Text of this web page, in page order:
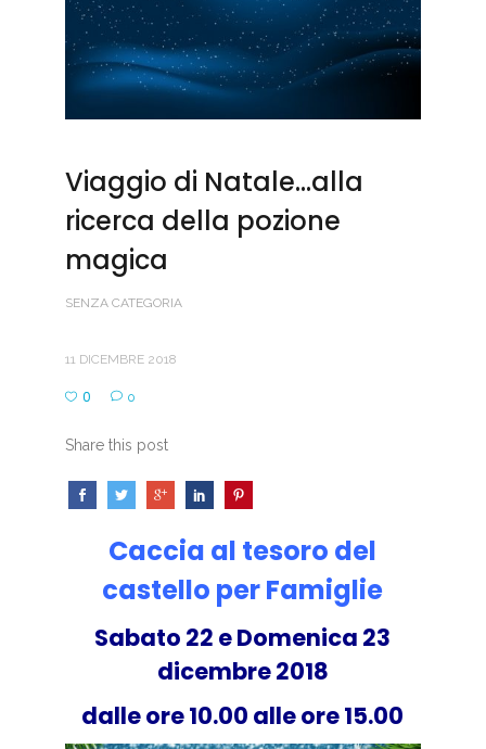
Viaggio di Natale…alla
ricerca della pozione
magica
SENZA CATEGORIA
11 DICEMBRE 2018
0 0
Share this post
Caccia al tesoro del
castello per Famiglie
Sabato 22 e Domenica 23
dicembre 2018
dalle ore 10.00 alle ore 15.00